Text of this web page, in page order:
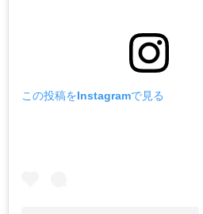
この投稿をInstagramで見る